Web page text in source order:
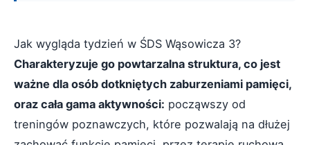
Jak wygląda tydzień w ŚDS Wąsowicza 3?
Charakteryzuje go powtarzalna struktura, co jest
ważne dla osób dotkniętych zaburzeniami pamięci,
oraz cała gama aktywności: począwszy od
treningów poznawczych, które pozwalają na dłużej